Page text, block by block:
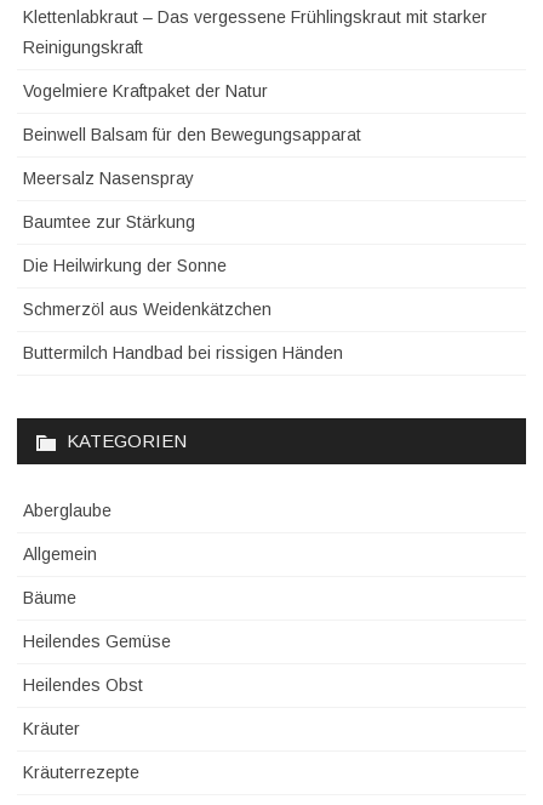
Klettenlabkraut – Das vergessene Frühlingskraut mit starker
Reinigungskraft
Vogelmiere Kraftpaket der Natur
Beinwell Balsam für den Bewegungsapparat
Meersalz Nasenspray
Baumtee zur Stärkung
Die Heilwirkung der Sonne
Schmerzöl aus Weidenkätzchen
Buttermilch Handbad bei rissigen Händen
KATEGORIEN
Aberglaube
Allgemein
Bäume
Heilendes Gemüse
Heilendes Obst
Kräuter
Kräuterrezepte